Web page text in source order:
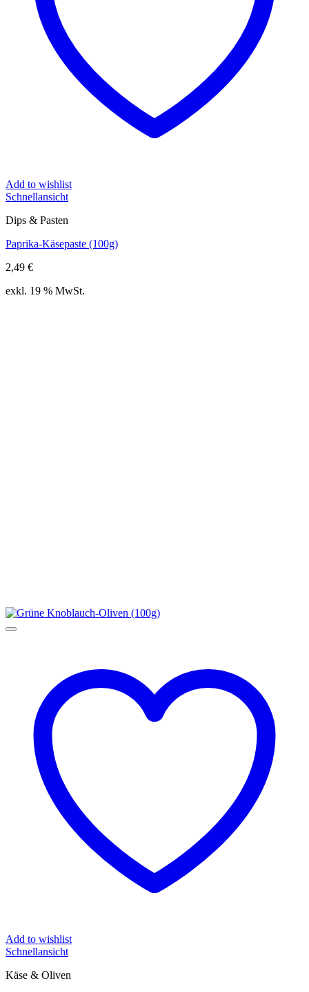
Add to wishlist
Schnellansicht
Dips & Pasten
Paprika-Käsepaste (100g)
2,49 €
exkl. 19 % MwSt.
Add to wishlist
Schnellansicht
Käse & Oliven